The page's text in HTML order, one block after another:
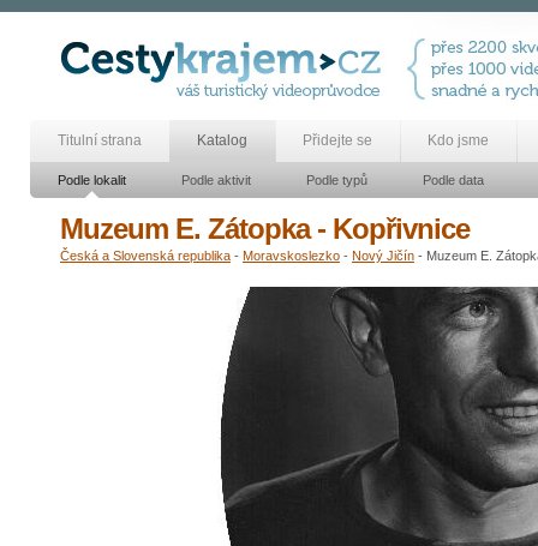
Titulní strana Katalog Přidejte se Kdo jsme
Podle lokalit Podle aktivit Podle typů Podle data
Muzeum E. Zátopka - Kopřivnice
Česká a Slovenská republika - Moravskoslezko - Nový Jičín - Muzeum E.